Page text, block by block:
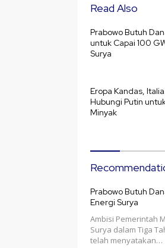
Read Also
Prabowo Butuh
untuk Capai 100
Surya
Eropa Kandas,
Hubungi Putin
Minyak
Prabowo Butuh
Energi Surya
Ambisi Pemerintah
Surya dalam Tiga
telah menyatakan…